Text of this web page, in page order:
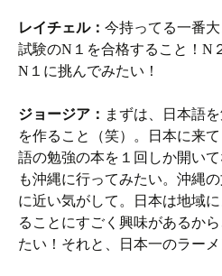
レイチェル： 今持ってる一番
試験のN１を合格すること！N
N１に挑んでみたい！
ジョージア： まずは、日本語
を作ること（笑）。日本に来
語の勉強の本を１回しか開い
も沖縄に行ってみたい。沖縄
に近い気がして。日本は地域
ることにすごく興味があるか
たい！それと、日本一のラー